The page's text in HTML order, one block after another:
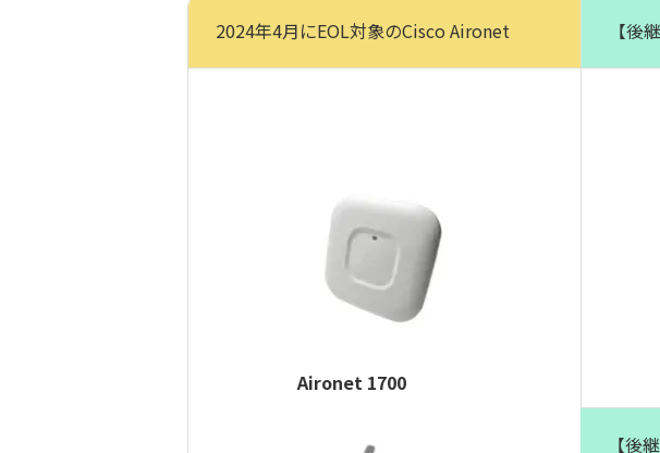
2024年4月にEOL対象のCisco Aironet 【後
Aironet 1700
【後